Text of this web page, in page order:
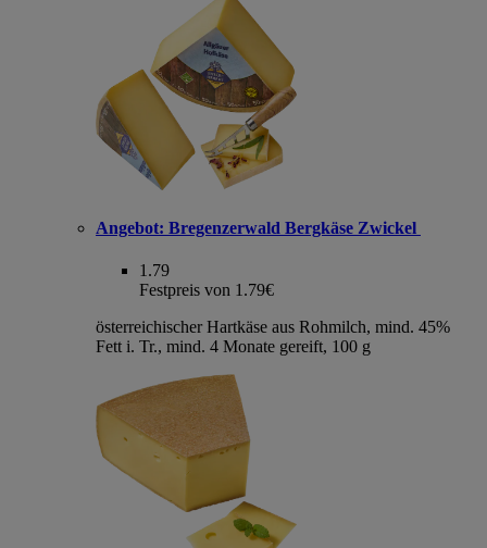
Angebot: Bregenzerwald Bergkäse Zwickel
1.79
Festpreis von 1.79€
österreichischer Hartkäse aus Rohmilch, mind. 45%
Fett i. Tr., mind. 4 Monate gereift, 100 g